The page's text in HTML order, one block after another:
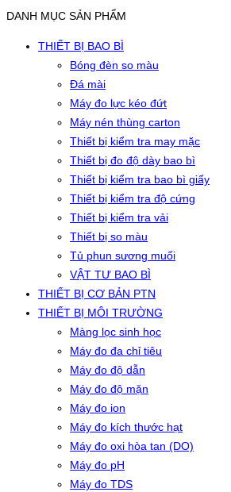
DANH MỤC SẢN PHẨM
THIẾT BỊ BAO BÌ
Bóng đèn so màu
Đá mài
Máy đo lực kéo đứt
Máy nén thùng carton
Thiết bị kiểm tra may mặc
Thiết bị đo độ dày bao bì
Thiết bị kiểm tra bao bì giấy
Thiết bị kiểm tra độ cứng
Thiết bị kiểm tra vải
Thiết bị so màu
Tủ phun sương muối
VẬT TƯ BAO BÌ
THIẾT BỊ CƠ BẢN PTN
THIẾT BỊ MÔI TRƯỜNG
Màng lọc sinh học
Máy đo đa chỉ tiêu
Máy đo độ dẫn
Máy đo độ mặn
Máy đo ion
Máy đo kích thước hạt
Máy đo oxi hòa tan (DO)
Máy đo pH
Máy đo TDS